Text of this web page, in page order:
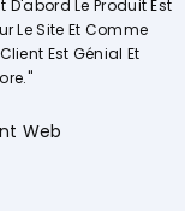
Des Clients, Je